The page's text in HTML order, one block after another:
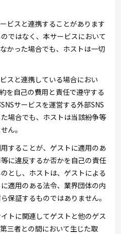
ビスと連携することがあります
ではなく、本サービスにおいて
かった場合でも、ホストは一切
スと連携している場合におい
を自己の費用と責任で遵守する
サービスを運営する外部SNS
場合でも、ホストは当該紛争等
ん。
することが、ゲストに適用のあ
に違反するか否かを自己の責任
とし、ホストは、ゲストによる
適用のある法令、業界団体の内
保証するものではありません。
トに関連してゲストと他のゲス
三者との間において生じた取